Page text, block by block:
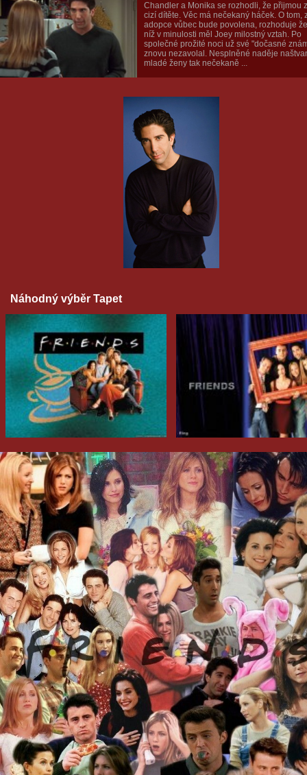
Chandler a Monika se rozhodli, že přijmou
cizí dítěte. Věc má nečekaný háček. O tom,
adopce vůbec bude povolena, rozhoduje
níž v minulosti měl Joey milostný vztah. Po
společné prožité noci už své "dočasné
znovu nezavolal. Nesplněné naděje
mladé ženy tak nečekaně ...
Náhodný výběr Tapet